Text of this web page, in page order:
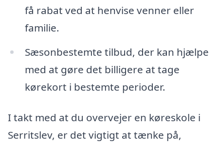
få rabat ved at henvise venner eller
familie.
Sæsonbestemte tilbud, der kan hjælpe
med at gøre det billigere at tage
kørekort i bestemte perioder.
I takt med at du overvejer en køreskole i
Serritslev, er det vigtigt at tænke på,